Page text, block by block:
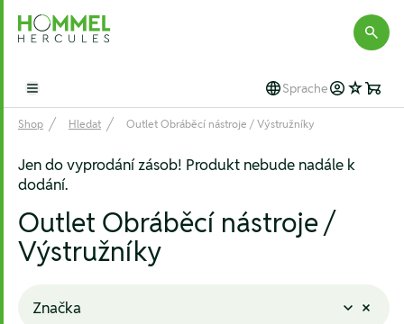
Hommel Hercules
Open main menu Sprache
Shop Hledat Outlet Obráběcí nástroje / Výstružníky
Jen do vyprodání zásob! Produkt nebude nadále k
dodání.
Outlet Obráběcí nástroje /
Výstružníky
Značka